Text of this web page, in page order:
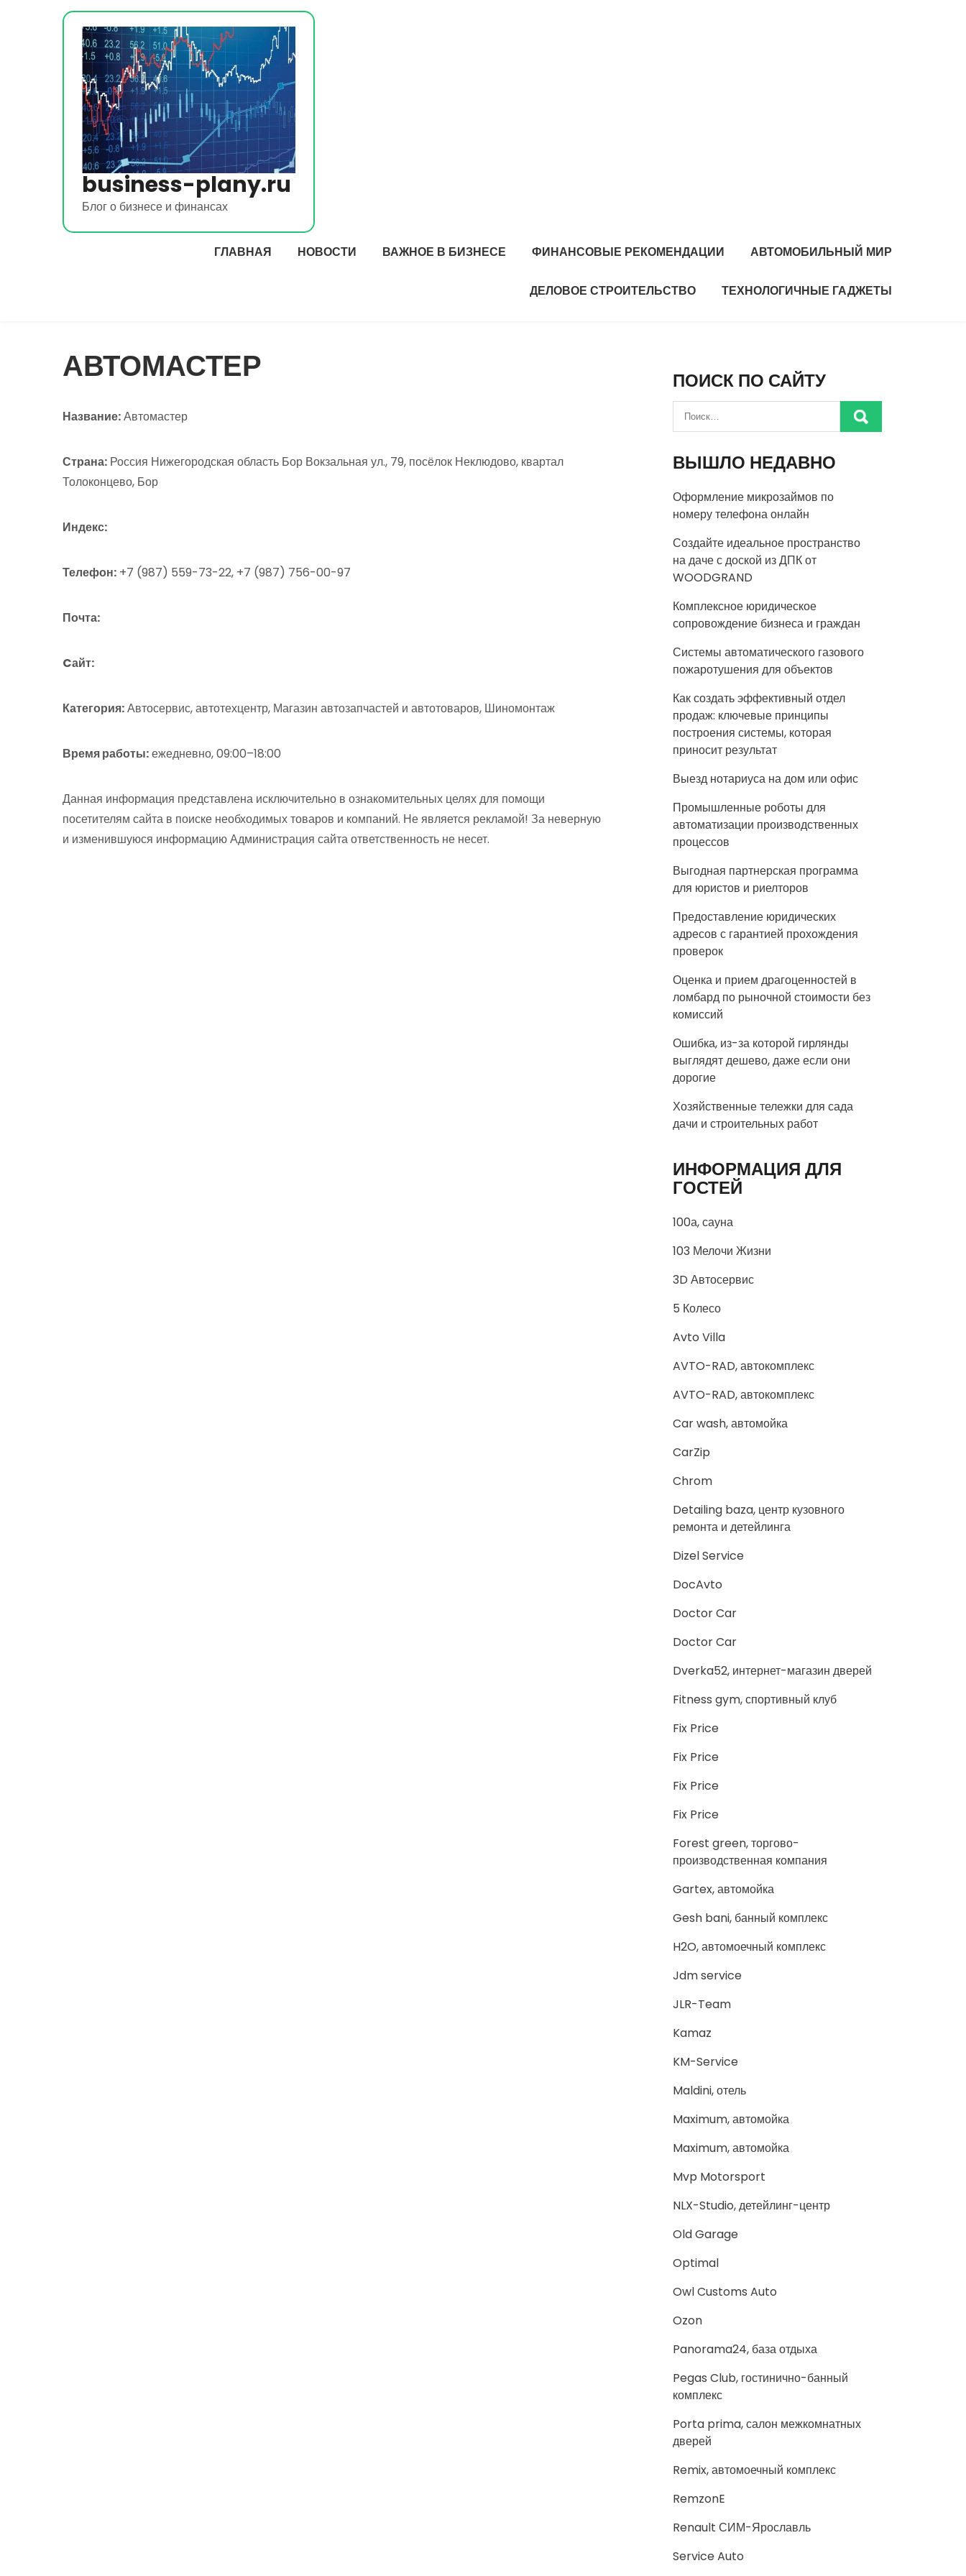
business-plany.ru
Блог о бизнесе и финансах
ГЛАВНАЯ НОВОСТИ ВАЖНОЕ В БИЗНЕСЕ ФИНАНСОВЫЕ РЕКОМЕНДАЦИИ АВТОМОБИЛЬНЫЙ МИР
ДЕЛОВОЕ СТРОИТЕЛЬСТВО ТЕХНОЛОГИЧНЫЕ ГАДЖЕТЫ
АВТОМАСТЕР
Название:Автомастер
Страна: Россия Нижегородская область Бор Вокзальная ул., 79, посёлок Неклюдово, квартал
Толоконцево, Бор
Индекс:
Телефон: +7 (987) 559-73-22, +7 (987) 756-00-97
Почта:
Cайт:
Категория:Автосервис, автотехцентр, Магазин автозапчастей и автотоваров, Шиномонтаж
Время работы:ежедневно, 09:00–18:00
Данная информация представлена исключительно в ознакомительных целях для помощи
посетителям сайта в поиске необходимых товаров и компаний. Не является рекламой! За неверную
и изменившуюся информацию Администрация сайта ответственность не несет.
ПОИСК ПО САЙТУ
ВЫШЛО НЕДАВНО
Оформление микрозаймов по
номеру телефона онлайн
Создайте идеальное пространство
на даче с доской из ДПК от
WOODGRAND
Комплексное юридическое
сопровождение бизнеса и граждан
Системы автоматического газового
пожаротушения для объектов
Как создать эффективный отдел
продаж: ключевые принципы
построения системы, которая
приносит результат
Выезд нотариуса на дом или офис
Промышленные роботы для
автоматизации производственных
процессов
Выгодная партнерская программа
для юристов и риелторов
Предоставление юридических
адресов с гарантией прохождения
проверок
Оценка и прием драгоценностей в
ломбард по рыночной стоимости без
комиссий
Ошибка, из-за которой гирлянды
выглядят дешево, даже если они
дорогие
Хозяйственные тележки для сада
дачи и строительных работ
ИНФОРМАЦИЯ ДЛЯ
ГОСТЕЙ
100а, сауна
103 Мелочи Жизни
3D Автосервис
5 Колесо
Avto Villa
AVTO-RAD, автокомплекс
AVTO-RAD, автокомплекс
Car wash, автомойка
CarZip
Chrom
Detailing baza, центр кузовного
ремонта и детейлинга
Dizel Service
DocAvto
Doctor Car
Doctor Car
Dverka52, интернет-магазин дверей
Fitness gym, спортивный клуб
Fix Price
Fix Price
Fix Price
Fix Price
Forest green, торгово-
производственная компания
Gartex, автомойка
Gesh bani, банный комплекс
H2O, автомоечный комплекс
Jdm service
JLR-Team
Kamaz
KM-Service
Maldini, отель
Maximum, автомойка
Maximum, автомойка
Mvp Motorsport
NLX-Studio, детейлинг-центр
Old Garage
Optimal
Owl Customs Auto
Ozon
Panorama24, база отдыха
Pegas Club, гостинично-банный
комплекс
Porta prima, салон межкомнатных
дверей
Remix, автомоечный комплекс
RemzonE
Renault СИМ-Ярославль
Service Auto